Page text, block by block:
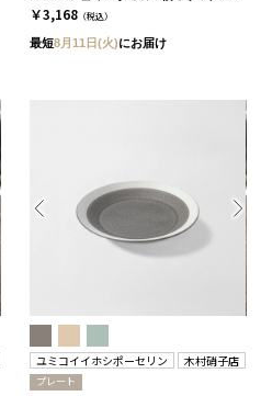
￥3,168 （税込）
最短8月11日(火)にお届け
ユミコイイホシポーセリン 木村硝子店
プレート